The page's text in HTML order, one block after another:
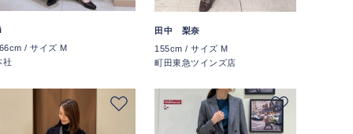
/ サイズ M
社
田中 梨奈
155cm / サイズ M
町田東急ツインズ店